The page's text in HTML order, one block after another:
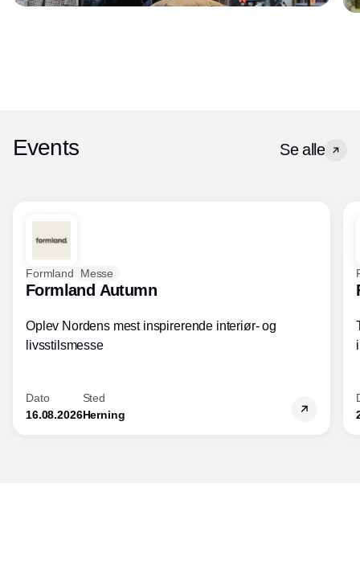
Events Se alle
Formland Messe
Formland Autumn
Oplev Nordens mest inspirerende interiør- og
livsstilsmesse
Dato
16.08.2026
Sted
Herning